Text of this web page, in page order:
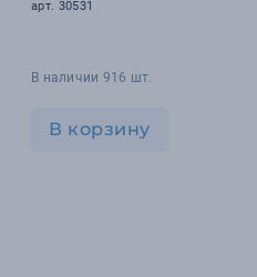
арт. 30531
В наличии 916 шт.
В корзину